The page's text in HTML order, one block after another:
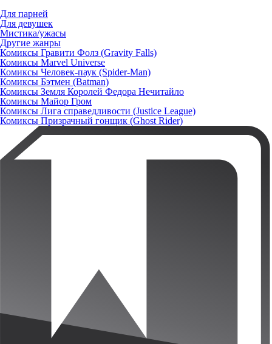
Для парней
Для девушек
Мистика/ужасы
Другие жанры
Комиксы Гравити Фолз (Gravity Falls)
Комиксы Marvel Universe
Комиксы Человек-паук (Spider-Man)
Комиксы Бэтмен (Batman)
Комиксы Земля Королей Федора Нечитайло
Комиксы Майор Гром
Комиксы Лига справедливости (Justice League)
Комиксы Призрачный гонщик (Ghost Rider)